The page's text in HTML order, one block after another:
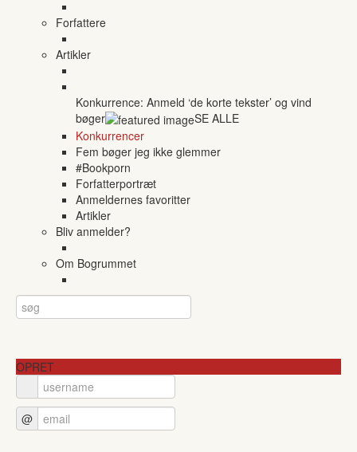
Forfattere
Artikler
Konkurrence: Anmeld ‘de korte tekster’ og vind
bøger
SE ALLE
Konkurrencer
Fem bøger jeg ikke glemmer
#Bookporn
Forfatterportræt
Anmeldernes favoritter
Artikler
Bliv anmelder?
Om Bogrummet
OPRET
@